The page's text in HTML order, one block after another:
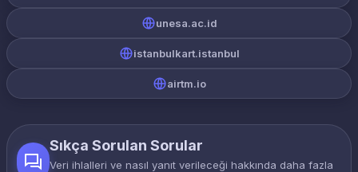
unesa.ac.id
istanbulkart.istanbul
airtm.io
Sıkça Sorulan Sorular
Veri ihlalleri ve nasıl yanıt verileceği hakkında daha fazla